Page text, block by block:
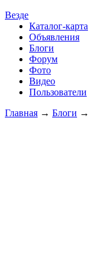
Везде
Каталог-карта
Объявления
Блоги
Форум
Фото
Видео
Пользователи
Главная → Блоги →